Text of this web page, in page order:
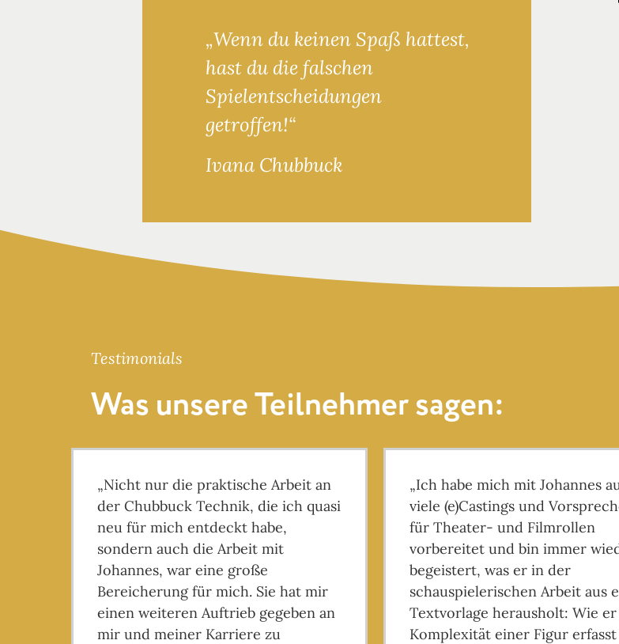
„Wenn du keinen Spaß hattest,
hast du die falschen
Spielentscheidungen
getroffen!“
Ivana Chubbuck
Testimonials
Was unsere Teilnehmer sagen:
„Nicht nur die praktische Arbeit an
der Chubbuck Technik, die ich quasi
neu für mich entdeckt habe,
sondern auch die Arbeit mit
Johannes, war eine große
Bereicherung für mich. Sie hat mir
einen weiteren Auftrieb gegeben an
mir und meiner Karriere zu
„Ich habe mich mit Johannes
viele (e)Castings und
für Theater- und Filmrollen
vorbereitet und bin immer
begeistert, was er in der
schauspielerischen Arbeit aus
Textvorlage herausholt: Wie
Komplexität einer Figur